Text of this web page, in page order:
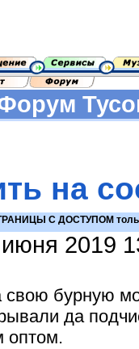
на
С ДОСТУПОМ
2019
бурную
да
оптом.